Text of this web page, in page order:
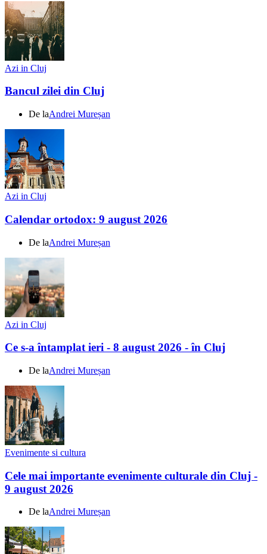
Azi in Cluj
Bancul zilei din Cluj
De laAndrei Mureșan
Azi in Cluj
Calendar ortodox: 9 august 2026
De laAndrei Mureșan
Azi in Cluj
Ce s-a întamplat ieri - 8 august 2026 - în Cluj
De laAndrei Mureșan
Evenimente si cultura
Cele mai importante evenimente culturale din Cluj -
9 august 2026
De laAndrei Mureșan